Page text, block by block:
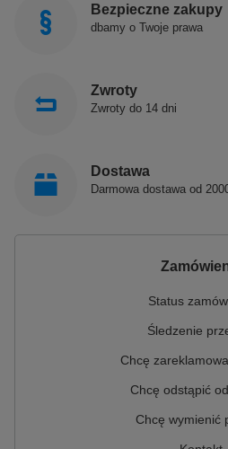
Produkty POLIMAT
30-letnie doświadczenie z
na prowadzenie biznesu. Jest
akrylu.
Bezpieczne zakupy
dbamy o Twoje prawa
Zwroty
Zwroty do 14 dni
Dostawa
Darmowa dostawa od
Status
Śledzenie
Chcę
Chcę odstąpić
Chcę wymienić